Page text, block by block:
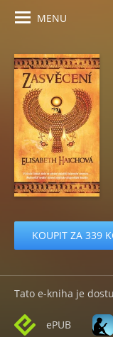
MENU
KOUPIT ZA 339
Tato e-kniha je
ePUB